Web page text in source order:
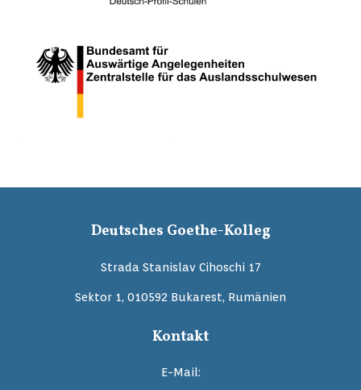
Deutsches Goethe-Kolleg
Strada Stanislav Cihoschi 17
Sektor 1, 010592 Bukarest, Rumänien
Kontakt
E-Mail: